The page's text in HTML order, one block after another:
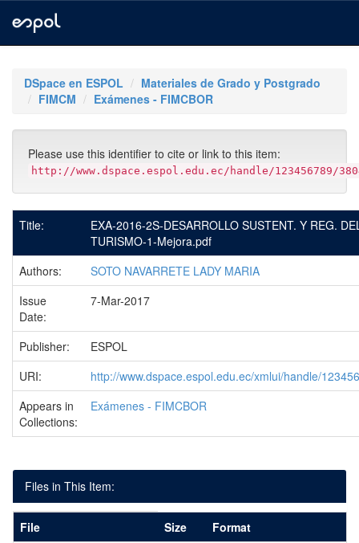
navigationDSpace en ESPOL
Materiales de Grado y Postgrado
FIMCM
Exámenes - FIMCBOR
Please use this identifier to cite or link to this item:
http://www.dspace.espol.edu.ec/handle/123456789/
Title:
EXA-2016-2S-DESARROLLO SUSTENT. Y REG.
TURISMO-1-Mejora.pdf
Authors:
SOTO NAVARRETE LADY MARIA
Issue
Date:
7-Mar-2017
Publisher:
ESPOL
URI:
http://www.dspace.espol.edu.ec/xmlui/handle/
Appears in
Collections:
Exámenes - FIMCBOR
Files in This Item:
File Size
Format